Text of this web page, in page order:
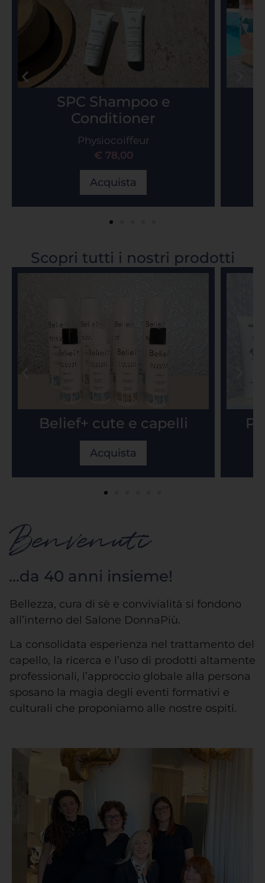
SPC Shampoo e
Conditioner
Physiocoiffeur
€ 78,00
Acquista
Scopri tutti i nostri prodotti
Belief+ cute e capelli
Acquista
Benvenuti
...da 40 anni insieme!
Bellezza, cura di sè e convivialità si fondono
all’interno del Salone DonnaPiù.
La consolidata esperienza nel trattamento del
capello, la ricerca e l’uso di prodotti altamente
professionali, l’approccio globale alla persona
sposano la magia degli eventi formativi e
culturali che proponiamo alle nostre ospiti.